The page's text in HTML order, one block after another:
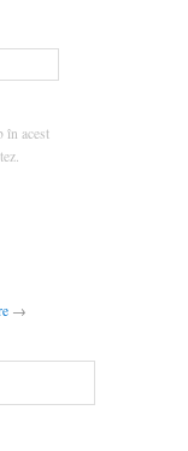
în acest
→